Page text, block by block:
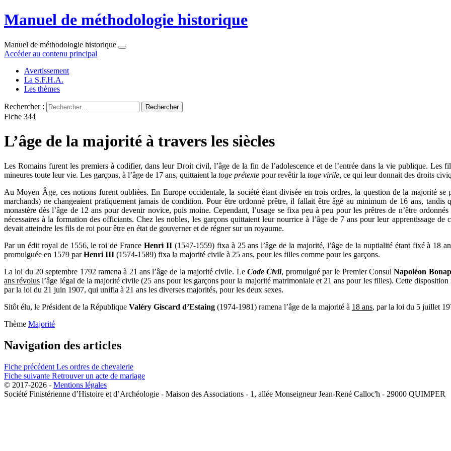
Manuel de méthodologie historique
Manuel de méthodologie historique
Accéder au contenu principal
Avertissement
La S.F.H.A.
Les thèmes
Rechercher :
Fiche 344
L’âge de la majorité à travers les siècles
Les Romains furent les premiers à codifier, dans leur Droit civil, l’âge de la fin de l’adolescence et de l’entrée dans la vie publique. Les
mineures toute leur vie. Les garçons, à l’âge de 17 ans, quittaient la toge prétexte pour revêtir la toge virile, ce qui leur donnait des droits
Au Moyen Âge, ces notions furent oubliées. En Europe occidentale, la société étant divisée en trois ordres, la question de la majorité se
marchands) ne changeaient pratiquement jamais de condition. Pour être ordonné prêtre, il fallait être âgé au minimum de 16 ans,
monastère dès l’âge de 12 ans pour devenir novice, puis moine. Cependant, l’usage se fixa peu à peu pour les prêtres de n’être
nécessaires à la formation des officiants. Chez les nobles, les garçons quittaient leur nourrice à l’âge de 7 ans pour leur apprentissage de
devait atteindre les fils de roi pour être en état de gouverner et de régner sur un royaume.
Par un édit royal de 1556, le roi de FranceHenri II(1547-1559) fixa à 25 ans l’âge de la majorité, l’âge de la nuptialité étant fixé à 18
promulguée en 1579 parHenri III (1574-1589) fixa la majorité civile à 25 ans, pour les filles comme pour les garçons.
La loi du 20 septembre 1792 ramena à 21 ans l’âge de la majorité civile. LeCode Civil, promulgué par le Premier ConsulNapoléon
ans révolus l’âge légal de la majorité civile (25 ans pour les garçons pour la majorité matrimoniale et 21 ans pour les filles). Cette
par la loi du 21 juin 1907, qui unifia à 21 ans les diverses majorités, pour les deux sexes.
Sitôt élu, le Président de la République Valéry Giscard d’Estaing (1974-1981) ramena l’âge de la majorité à 18 ans, par la loi du 5 juillet
Thème Majorité
Navigation des articles
Fiche précédent Les ordres de chevalerie
Fiche suivante Retrouver un acte de mariage
© 2017-2026 - Mentions légales
Société Finistérienne d’Histoire et d’Archéologie - Maison des Associations - 1, allée Monseigneur Jean-René Calloc'h - 29000 QUIMPER